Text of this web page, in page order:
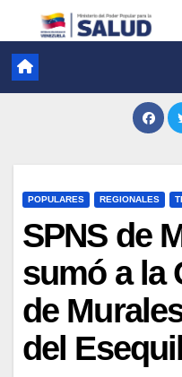
POPULARES REGIONALES
SPNS de
sumó a la
de
del